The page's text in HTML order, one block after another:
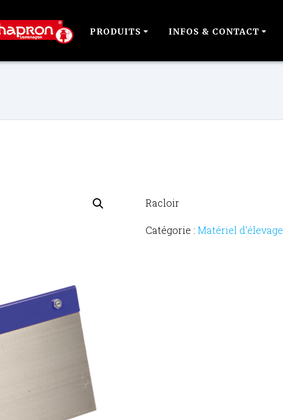
PRODUITS INFOS & CONTACT
Racloir
Catégorie : Matériel d'élevage